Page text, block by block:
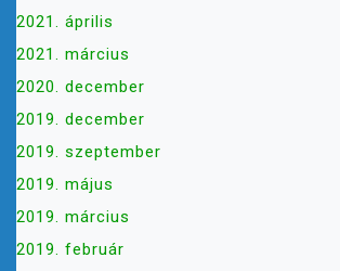
2021. április
2021. március
2020. december
2019. december
2019. szeptember
2019. május
2019. március
2019. február